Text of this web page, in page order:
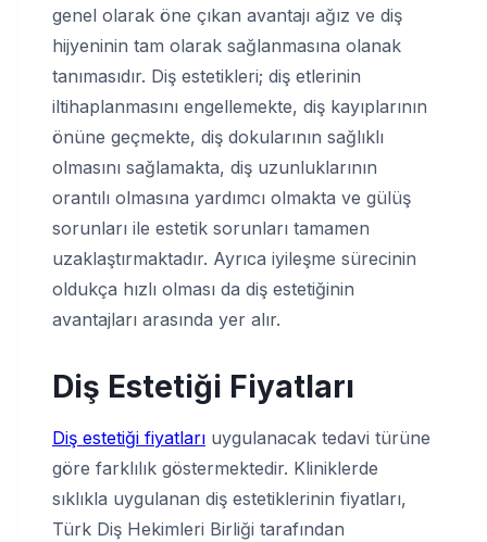
genel olarak öne çıkan avantajı ağız ve diş
hijyeninin tam olarak sağlanmasına olanak
tanımasıdır. Diş estetikleri; diş etlerinin
iltihaplanmasını engellemekte, diş kayıplarının
önüne geçmekte, diş dokularının sağlıklı
olmasını sağlamakta, diş uzunluklarının
orantılı olmasına yardımcı olmakta ve gülüş
sorunları ile estetik sorunları tamamen
uzaklaştırmaktadır. Ayrıca iyileşme sürecinin
oldukça hızlı olması da diş estetiğinin
avantajları arasında yer alır.
Diş Estetiği Fiyatları
Diş estetiği fiyatları uygulanacak tedavi türüne
göre farklılık göstermektedir. Kliniklerde
sıklıkla uygulanan diş estetiklerinin fiyatları,
Türk Diş Hekimleri Birliği tarafından